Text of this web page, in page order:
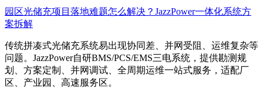
园区光储充项目落地难题怎么解决？JazzPower一体化系统方
案拆解
传统拼凑式光储充系统易出现协同差、并网受阻、运维复杂等
问题。JazzPower自研BMS/PCS/EMS三电系统，提供勘测规
划、方案定制、并网调试、全周期运维一站式服务，适配厂
区、产业园、高速服务区。